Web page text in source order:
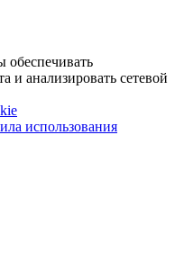
и анализировать сетевой
использования